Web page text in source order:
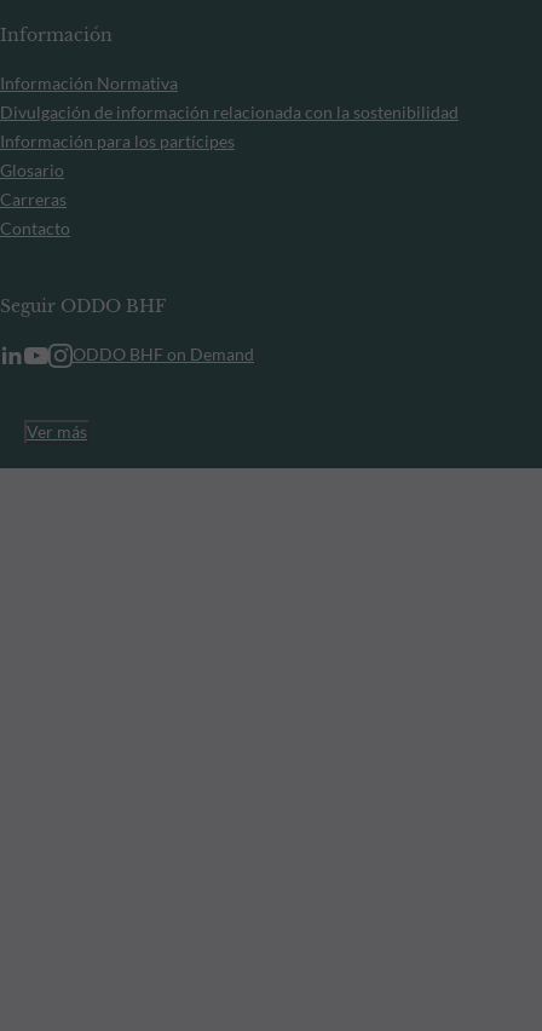
Información
Información Normativa
Divulgación de información relacionada con la sostenibilidad
Información para los partícipes
Glosario
Carreras
Contacto
Seguir ODDO BHF
ODDO BHF on Demand
Ver más